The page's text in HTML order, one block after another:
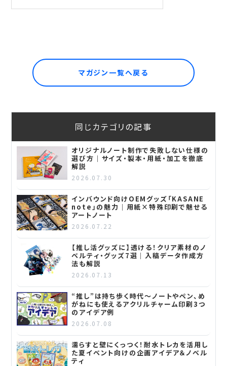
同じカテゴリの記事
オリジナルノート制作で失敗しない仕様の
選び方｜サイズ・製本・用紙・加工を徹底
解説
2026.07.30
インバウンド向けOEMグッズ「KASANE
note」の魅力｜用紙×特殊印刷で魅せる
アートノート
2026.07.22
【推し活グッズに】透ける！クリア素材のノ
ベルティ・グッズ7選｜入稿データ作成方
法も解説
2026.07.13
“推し”は持ち歩く時代～ノートやペン、め
がねにも使えるアクリルチャーム印刷3つ
のアイデア例
2026.07.08
濡らすと壁にくっつく！耐水トレカを活用し
た夏イベント向けの企画アイデア＆ノベル
ティ
マガジン一覧へ戻る